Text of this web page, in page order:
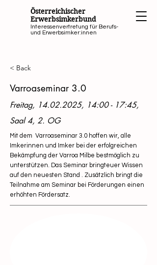
Österreichischer
Erwerbsimkerbund
Interessenvertretung für Berufs-
und Erwerbsimker:innen
< Back
Varroaseminar 3.0
Freitag, 14.02.2025, 14:00 - 17:45,
Saal 4, 2. OG
Mit dem Varroaseminar 3.0 hoffen wir, alle
Imkerinnen und Imker bei der erfolgreichen
Bekämpfung der Varroa Milbe bestmöglich zu
unterstützen. Das Seminar bringteuer Wissen
auf den neuesten Stand . Zusätzlich bringt die
Teilnahme am Seminar bei Förderungen einen
erhöhten Fördersatz.